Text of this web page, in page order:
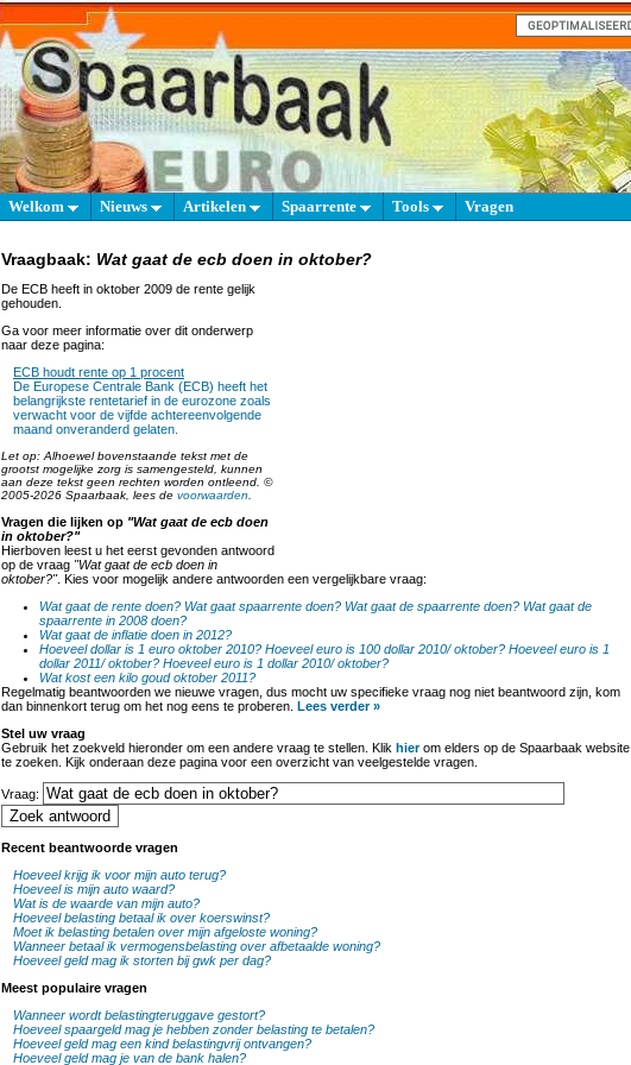
Welkom Nieuws Artikelen Spaarrente Tools Vragen
Vraagbaak: Wat gaat de ecb doen in oktober?
De ECB heeft in oktober 2009 de rente gelijk
gehouden.
Ga voor meer informatie over dit onderwerp
naar deze pagina:
ECB houdt rente op 1 procent
De Europese Centrale Bank (ECB) heeft het
belangrijkste rentetarief in de eurozone zoals
verwacht voor de vijfde achtereenvolgende
maand onveranderd gelaten.
Let op: Alhoewel bovenstaande tekst met de
grootst mogelijke zorg is samengesteld, kunnen
aan deze tekst geen rechten worden ontleend. ©
2005-2026 Spaarbaak, lees de voorwaarden
Vragen die lijken op "Wat gaat de ecb doen
in oktober?"
Hierboven leest u het eerst gevonden antwoord
op de vraag "Wat gaat de ecb doen in
oktober?". Kies voor mogelijk andere antwoorden een vergelijkbare vraag:
Wat gaat de rente doen? Wat gaat spaarrente doen? Wat gaat de spaarrente doen? Wat gaat de
spaarrente in 2008 doen?
Wat gaat de inflatie doen in 2012?
Hoeveel dollar is 1 euro oktober 2010? Hoeveel euro is 100 dollar 2010/ oktober? Hoeveel euro is 1
dollar 2011/ oktober? Hoeveel euro is 1 dollar 2010/ oktober?
Wat kost een kilo goud oktober 2011?
Regelmatig beantwoorden we nieuwe vragen, dus mocht uw specifieke vraag nog niet beantwoord zijn, kom
dan binnenkort terug om het nog eens te proberen. Lees verder »
Stel uw vraag
Gebruik het zoekveld hieronder om een andere vraag te stellen. Klik hierom elders op de Spaarbaak website
te zoeken. Kijk onderaan deze pagina voor een overzicht van veelgestelde vragen.
Vraag:
Recent beantwoorde vragen
Hoeveel krijg ik voor mijn auto terug?
Hoeveel is mijn auto waard?
Wat is de waarde van mijn auto?
Hoeveel belasting betaal ik over koerswinst?
Moet ik belasting betalen over mijn afgeloste woning?
Wanneer betaal ik vermogensbelasting over afbetaalde woning?
Hoeveel geld mag ik storten bij gwk per dag?
Meest populaire vragen
Wanneer wordt belastingteruggave gestort?
Hoeveel spaargeld mag je hebben zonder belasting te betalen?
Hoeveel geld mag een kind belastingvrij ontvangen?
Hoeveel geld mag je van de bank halen?